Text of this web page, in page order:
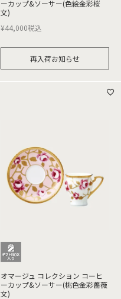
ーカップ&ソーサー(色絵金彩桜
文)
¥44,000税込
再入荷お知らせ
オマージュ コレクション コーヒ
ーカップ&ソーサー(桃色金彩薔薇
文)